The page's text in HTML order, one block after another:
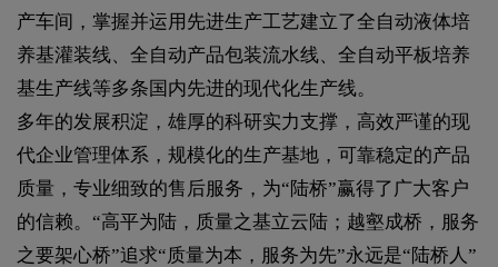
产车间，掌握并运用先进生产工艺建立了全自动液体培
养基灌装线、全自动产品包装流水线、全自动平板培养
基生产线等多条国内先进的现代化生产线。
多年的发展积淀，雄厚的科研实力支撑，高效严谨的现
代企业管理体系，规模化的生产基地，可靠稳定的产品
质量，专业细致的售后服务，为“陆桥”赢得了广大客户
的信赖。“高平为陆，质量之基立云陆；越壑成桥，服务
之要架心桥”追求“质量为本，服务为先”永远是“陆桥人”